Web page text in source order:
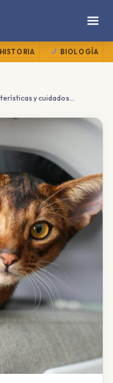
HISTORIA BIOLOGÍA
Gato abisinio: Origen, características y cuidados completos